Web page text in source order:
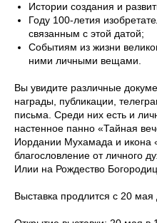
Истории создания и
Году 100-летия
связанным с этой датой;
Событиям из жизни
ними личными вещами.
Вы увидите различные
награды, публикации,
письма. Среди них есть и
настенное панно «Тайная
Иордании Мухамада и икона
благословление от личного
Илии на Рождество
Выставка продлится с 20 мая